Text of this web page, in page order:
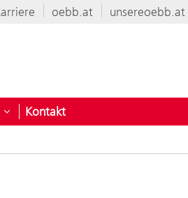
oebb.at unsereoebb.at
für Karriere
Untermenü öffnen für Verkauf
Kontakt